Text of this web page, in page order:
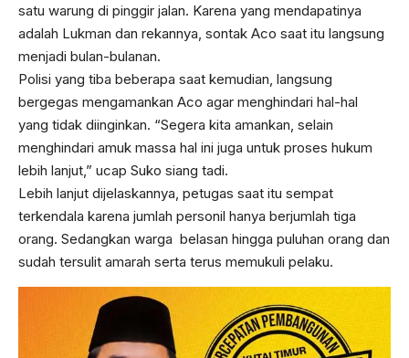
satu warung di pinggir jalan. Karena yang mendapatinya
adalah Lukman dan rekannya, sontak Aco saat itu langsung
menjadi bulan-bulanan.
Polisi yang tiba beberapa saat kemudian, langsung
bergegas mengamankan Aco agar menghindari hal-hal
yang tidak diinginkan. “Segera kita amankan, selain
menghindari amuk massa hal ini juga untuk proses hukum
lebih lanjut,” ucap Suko siang tadi.
Lebih lanjut dijelaskannya, petugas saat itu sempat
terkendala karena jumlah personil hanya berjumlah tiga
orang. Sedangkan warga belasan hingga puluhan orang dan
sudah tersulit amarah serta terus memukuli pelaku.